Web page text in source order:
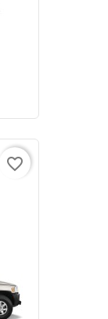
favorite_border